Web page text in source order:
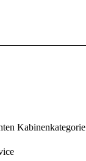
Kabinenkategorie